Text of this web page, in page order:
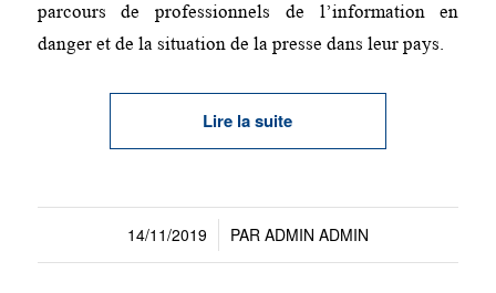
parcours de professionnels de l’information en
danger et de la situation de la presse dans leur pays.
Lire la suite
14/11/2019
/ PAR ADMIN ADMIN